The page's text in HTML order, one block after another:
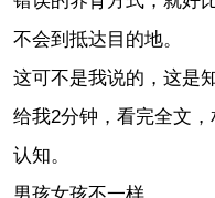
不会到抵达目的地。
这可不是我说的，这是
给我2分钟，看完全文
认知。